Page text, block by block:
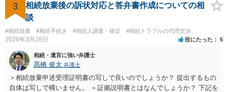
3
相続放棄後の訴状対応と答弁書作成についての相
談
#相続放棄 #相続手続き #相続人調査・確定 #相続トラブルの代理交渉
2026年3月28日 役にたった 5
相続・遺言に強い弁護士
髙橋 俊太 弁護士
＞相続放棄申述受理証明書の写しで良いのでしょうか？ 提出するもの
自体は写しで構いません。 ＞証拠説明書とはなんでしょうか？ 下記を